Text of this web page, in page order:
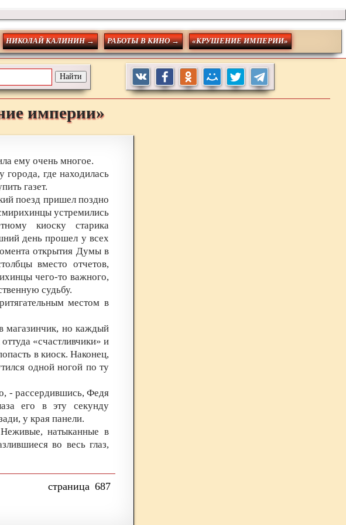
НИКОЛАЙ КАЛИНИН → РАБОТЫ В КИНО → «КРУШЕНИЕ ИМПЕРИИ»
империи»
ему очень многое.
где находилась
газет.
поезд пришел поздно
устремились
киоску старика
день прошел у всех
открытия Думы в
вместо отчетов,
чего-то важного,
судьбу.
местом в
магазинчик, но каждый
«счастливчики» и
в киоск. Наконец,
одной ногой по ту
- рассердившись, Федя
его в эту секунду
у края панели.
натыканные в
во весь глаз,
687